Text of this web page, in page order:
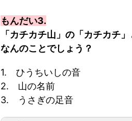
もんだい3.
「カチカチ山」の「カチカチ
なんのことでしょう？
1. ひうちいしの音
2. 山の名前
3. うさぎの足音